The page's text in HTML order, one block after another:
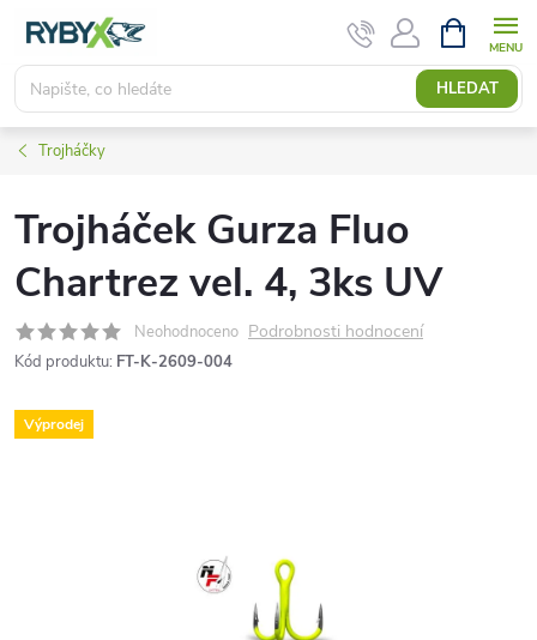
obsah
HLEDAT
NÁKUPNÍ
KOŠÍK
Trojháčky
Trojháček Gurza Fluo
Chartrez vel. 4, 3ks UV
Neohodnoceno Podrobnosti hodnocení
Kód produktu: FT-K-2609-004
Výprodej